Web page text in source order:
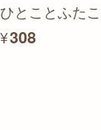
ひとことふた
¥308